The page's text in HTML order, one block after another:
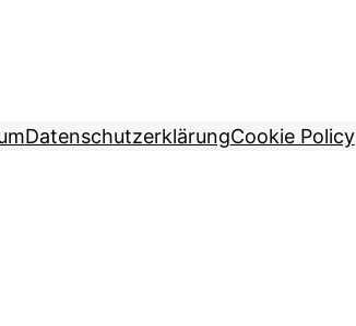
DatenschutzerklärungCookie Policy